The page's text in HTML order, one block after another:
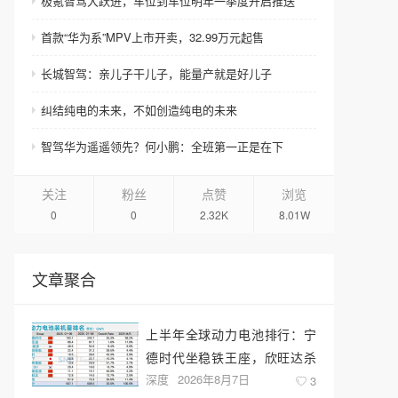
首款“华为系”MPV上市开卖，32.99万元起售
长城智驾：亲儿子干儿子，能量产就是好儿子
纠结纯电的未来，不如创造纯电的未来
智驾华为遥遥领先？何小鹏：全班第一正是在下
关注
0
粉丝
0
点赞
2.32K
浏览
8.01W
文章聚合
上半年全球动力电池排行：宁
德时代坐稳铁王座，欣旺达杀
回前十
深度 2026年8月7日 3